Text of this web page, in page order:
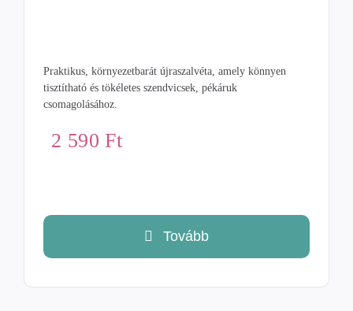
Praktikus, környezetbarát újraszalvéta, amely könnyen
tisztítható és tökéletes szendvicsek, pékáruk
csomagolásához.
2 590Ft
Tovább